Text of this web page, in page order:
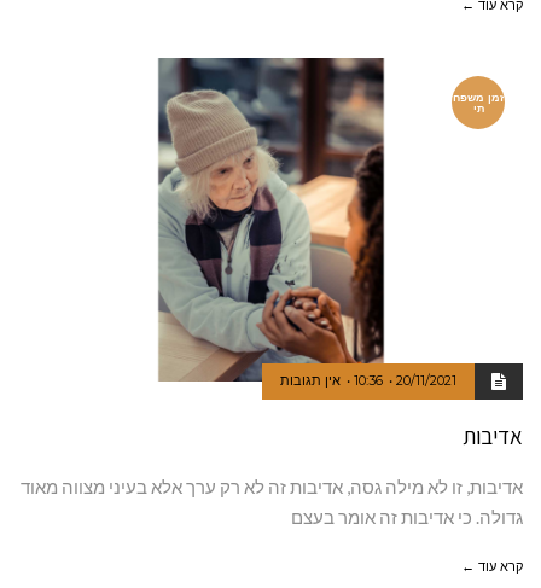
קרא עוד ←
זמן משפח
תי
20/11/2021
10:36 אין תגובות
אדיבות
אדיבות, זו לא מילה גסה, אדיבות זה לא רק ערך אלא בעיני מצווה מאוד
גדולה. כי אדיבות זה אומר בעצם
קרא עוד ←